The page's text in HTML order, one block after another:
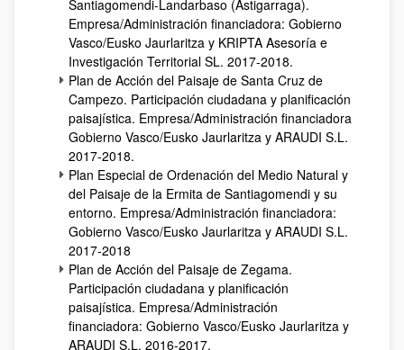
Santiagomendi-Landarbaso (Astigarraga).
Empresa/Administración financiadora: Gobierno
Vasco/Eusko Jaurlaritza y KRIPTA Asesoría e
Investigación Territorial SL. 2017-2018.
Plan de Acción del Paisaje de Santa Cruz de
Campezo. Participación ciudadana y planificación
paisajística. Empresa/Administración financiadora
Gobierno Vasco/Eusko Jaurlaritza y ARAUDI S.L.
2017-2018.
Plan Especial de Ordenación del Medio Natural y
del Paisaje de la Ermita de Santiagomendi y su
entorno. Empresa/Administración financiadora:
Gobierno Vasco/Eusko Jaurlaritza y ARAUDI S.L.
2017-2018
Plan de Acción del Paisaje de Zegama.
Participación ciudadana y planificación
paisajística. Empresa/Administración
financiadora: Gobierno Vasco/Eusko Jaurlaritza y
ARAUDI S.L. 2016-2017.